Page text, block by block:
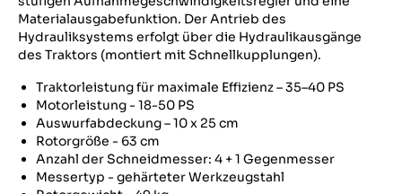
Materialausgabefunktion. Der Antrieb des
Hydrauliksystems erfolgt über die Hydraulikausgänge
des Traktors (montiert mit Schnellkupplungen).
Traktorleistung für maximale Effizienz – 35–40 PS
Motorleistung - 18-50 PS
Auswurfabdeckung – 10 x 25 cm
Rotorgröße - 63 cm
Anzahl der Schneidmesser: 4 + 1 Gegenmesser
Messertyp - gehärteter Werkzeugstahl